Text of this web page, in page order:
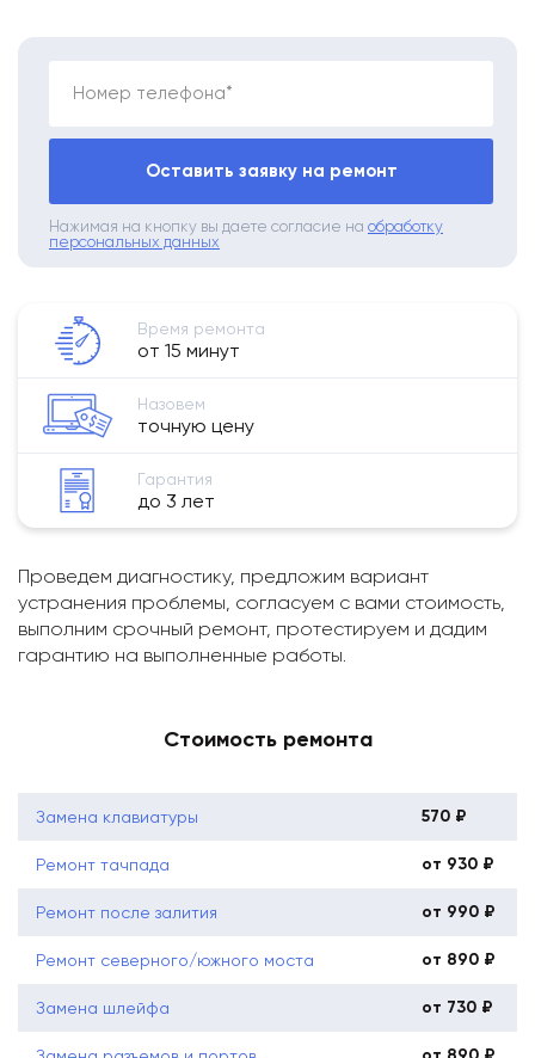
Номер телефона*
Оставить заявку на ремонт
Нажимая на кнопку вы даете согласие на обработку
персональных данных
Время ремонта
от 15 минут
Назовем
точную цену
Гарантия
до 3 лет
Проведем диагностику, предложим вариант
устранения проблемы, согласуем с вами стоимость,
выполним срочный ремонт, протестируем и дадим
гарантию на выполненные работы.
Стоимость ремонта
Замена клавиатуры 570 ₽
Ремонт тачпада от 930 ₽
Ремонт после залития от 990 ₽
Ремонт северного/южного моста от 890 ₽
Замена шлейфа от 730 ₽